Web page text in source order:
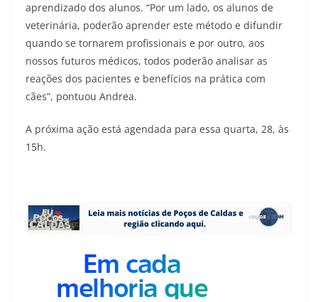
aprendizado dos alunos. “Por um lado, os alunos de
veterinária, poderão aprender este método e difundir
quando se tornarem profissionais e por outro, aos
nossos futuros médicos, todos poderão analisar as
reações dos pacientes e benefícios na prática com
cães”, pontuou Andrea.
A próxima ação está agendada para essa quarta, 28, às
15h.